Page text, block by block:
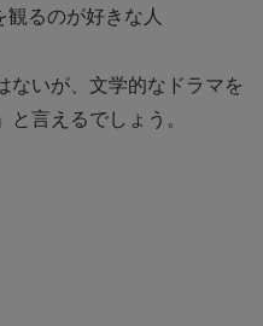
るのが好きな人
ないが、文学的なドラマを
言えるでしょう。